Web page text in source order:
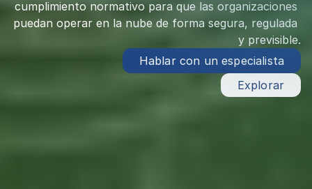
cumplimiento normativo para que las organizaciones
puedan operar en la nube de forma segura, regulada
y previsible.
Hablar con un especialista
Explorar